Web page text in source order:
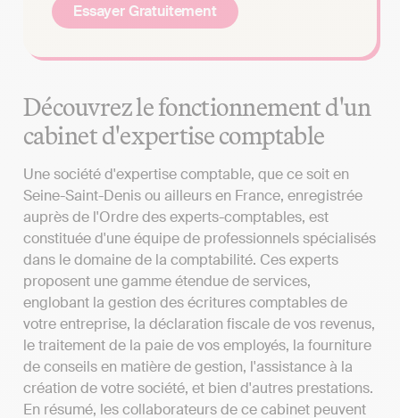
Essayer Gratuitement
Découvrez le fonctionnement d'un
cabinet d'expertise comptable
Une société d'expertise comptable, que ce soit en
Seine-Saint-Denis ou ailleurs en France, enregistrée
auprès de l'Ordre des experts-comptables, est
constituée d'une équipe de professionnels spécialisés
dans le domaine de la comptabilité. Ces experts
proposent une gamme étendue de services,
englobant la gestion des écritures comptables de
votre entreprise, la déclaration fiscale de vos revenus,
le traitement de la paie de vos employés, la fourniture
de conseils en matière de gestion, l'assistance à la
création de votre société, et bien d'autres prestations.
En résumé, les collaborateurs de ce cabinet peuvent